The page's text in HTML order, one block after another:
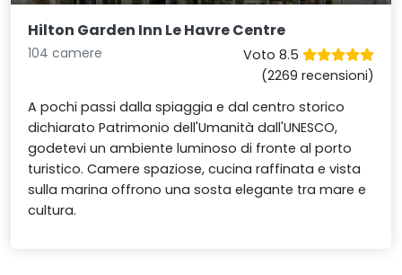
Hilton Garden Inn Le Havre Centre
104 camere
Voto 8.5
(2269 recensioni)
A pochi passi dalla spiaggia e dal centro storico
dichiarato Patrimonio dell'Umanità dall'UNESCO,
godetevi un ambiente luminoso di fronte al porto
turistico. Camere spaziose, cucina raffinata e vista
sulla marina offrono una sosta elegante tra mare e
cultura.